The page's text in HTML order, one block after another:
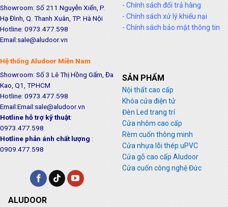
Showroom: Số 211 Nguyễn Xiển, P.
Hạ Đình, Q. Thanh Xuân, TP. Hà Nội
Hotline: 0973.477.598
Email:sale@aludoor.vn
Hệ thống Aludoor Miền Nam
Showroom: Số 3 Lê Thị Hồng Gấm, Đa
Kao, Q1, TPHCM
Hotline: 0973.477.598
Email:Email:sale@aludoor.vn
Hotline hỗ trợ kỹ thuật:
0973.477.598
Hotline phản ánh chất lượng:
0909.477.598
- Chính sách đổi trả hàng
- Chính sách xử lý khiếu nại
- Chính sách bảo mật thông tin
SẢN PHẨM
Nội thất cao cấp
Khóa cửa điện tử
Đèn Led trang trí
Cửa nhôm cao cấp
Rèm cuốn thông minh
Cửa nhựa lõi thép uPVC
Cửa gỗ cao cấp Aludoor
Cửa cuốn công nghệ Đức
ALUDOOR